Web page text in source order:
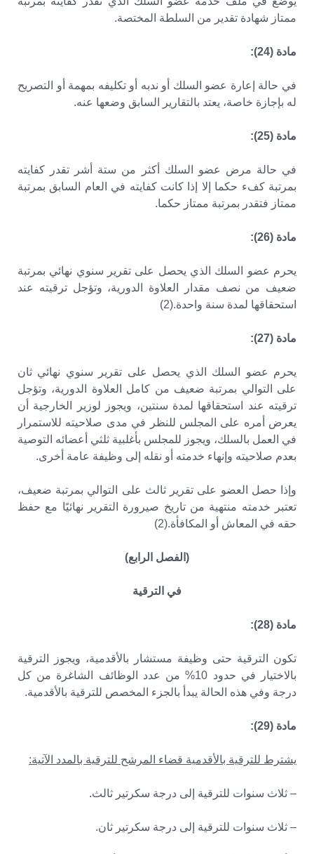
ممتاز شهادة تقدير من السلطة المختصة.
مادة (24):
في حالة إعارة عضو السلك أو ندبه أو تكليفه بمهمة أو التصريح
له بإجازة خاصة، يعتد بالتقارير السابق وضعها عنه.
مادة (25):
في حالة مرض عضو السلك أكثر من ستة أشر تقدر كفايته
بمرتبة كفء حكما إلا إذا كانت كفايته في العام السابق بمرتبة
ممتاز فتقدر بمرتبة ممتاز حكما.
مادة (26):
يحرم عضو السلك الذي يحصل على تقرير سنوي نهائي بمرتبة
ضعيف من نصف مقدار العلاوة الدورية، وتؤجل ترقيته عند
استحقاقها لمدة سنة واحدة.(2)
مادة (27):
يحرم عضو السلك الذي يحصل على تقرير سنوي نهائي ثان
على التوالي بمرتبة ضعيف من كامل العلاوة الدورية، وتؤجل
ترقيته عند استحقاقها لمدة سنتين، ويجوز لوزير الخارجية أن
يعرض أمره على المجلس للنظر في مدى صلاحيته للاستمرار
في العمل بالسلك، ويجوز للمجلس بأغلبية ثلثي أعضائه التوصية
بعدم صلاحيته وإنهاء خدمته أو نقله إلى وظيفة عامة أخرى.
وإذا حصل العضو على تقرير ثالث على التوالي بمرتبة ضعيف،
تعتبر خدمته منتهية من تاريخ صيرورة التقرير نهائيًا مع حفظ
حقه في المعاش أو المكافأة.(2)
(الفصل الرابع)
في الترقية
مادة (28):
تكون الترقية حتى وظيفة مستشار بالأقدمية، ويجوز الترقية
بالاختيار في حدود 10% من عدد الوظائف الشاغرة من كل
درجة وفي هذه الحالة يبدأ بالجزء المخصص للترقية بالأقدمية.
مادة (29):
يشترط للترقية بالأقدمية قضاء المرشح للترقية بالمدد الآتية:
– ثلاث سنوات للترقية إلى درجة سكرتير ثالث.
– ثلاث سنوات للترقية إلى درجة سكرتير ثان.